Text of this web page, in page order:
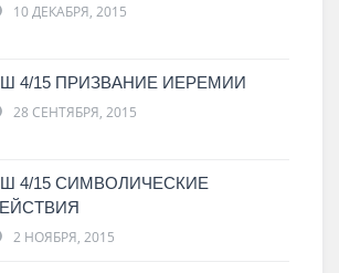
10 ДЕКАБРЯ, 2015
4/15 ПРИЗВАНИЕ ИЕРЕМИИ
28 СЕНТЯБРЯ, 2015
4/15 СИМВОЛИЧЕСКИЕ
2 НОЯБРЯ, 2015